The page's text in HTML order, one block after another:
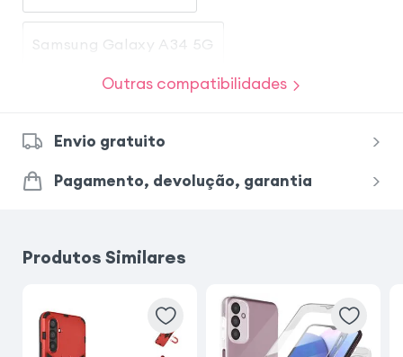
Samsung Galaxy A34 5G
Samsung Galaxy A54 5G
Samsung Galaxy A56
iPhone 11 Samsung Galaxy A25 5G
iPhone 16 iPhone 17
Outras compatibilidades
Envio gratuito
Pagamento, devolução, garantia
Produtos Similares